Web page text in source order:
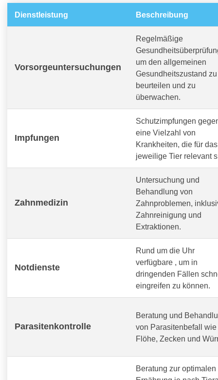
Dienstleistung Beschreibung
Vorsorgeuntersuchungen
Regelmäßige
um den allgemeinen
Gesundheitszustand zu
beurteilen und zu
überwachen.
Impfungen
Schutzimpfungen
eine Vielzahl von
Krankheiten, die für das
jeweilige Tier relevant
Zahnmedizin
Untersuchung und
Behandlung von
Zahnproblemen,
Zahnreinigung und
Extraktionen.
Notdienste
Rund um die Uhr
verfügbare , um in
dringenden Fällen
eingreifen zu können.
Parasitenkontrolle
Beratung und
von Parasitenbefall wie
Flöhe, Zecken und
Beratung zur optimalen